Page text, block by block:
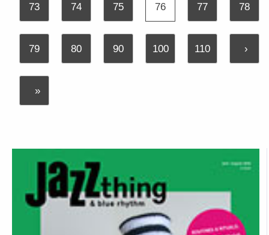
73 74 75 76 77 78
79 80 90 100 110 ›
»